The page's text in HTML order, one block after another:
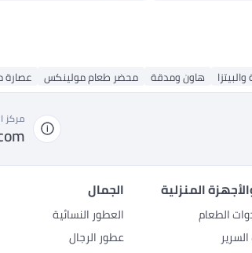
هاون ومدقة محضر طعام مولينكس
مركز
المنزلية
الطعام
الجمال
العطور النسائية
عطور الرجال